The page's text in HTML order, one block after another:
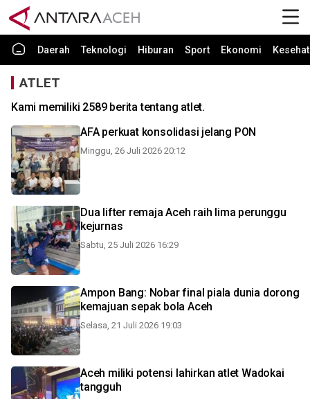
Daerah Teknologi Hiburan Sport Ekonomi
ATLET
Kami memiliki 2589 berita tentang atlet.
AFA perkuat konsolidasi jelang PON
Minggu, 26 Juli 2026 20:12
Dua lifter remaja Aceh raih lima perunggu
kejurnas
Sabtu, 25 Juli 2026 16:29
Ampon Bang: Nobar final piala dunia dorong
kemajuan sepak bola Aceh
Selasa, 21 Juli 2026 19:03
Aceh miliki potensi lahirkan atlet Wadokai
tangguh